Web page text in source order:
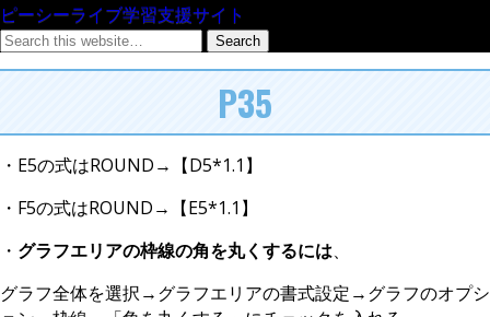
ピーシーライブ学習支援サイト
P35
・E5の式はROUND→【D5*1.1】
・F5の式はROUND→【E5*1.1】
・ グラフエリアの枠線の角を丸くするには、
グラフ全体を選択→グラフエリアの書式設定→グラフのオプシ